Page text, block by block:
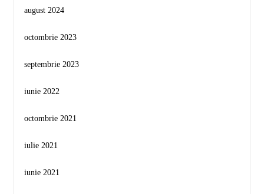
august 2024
octombrie 2023
septembrie 2023
iunie 2022
octombrie 2021
iulie 2021
iunie 2021